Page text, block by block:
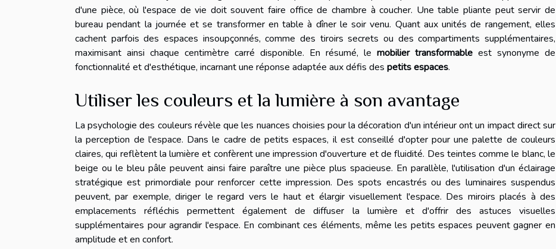
d'une pièce, où l'espace de vie doit souvent faire office de chambre à coucher. Une table pliante peut servir de
bureau pendant la journée et se transformer en table à dîner le soir venu. Quant aux unités de rangement, elles
cachent parfois des espaces insoupçonnés, comme des tiroirs secrets ou des compartiments supplémentaires,
maximisant ainsi chaque centimètre carré disponible. En résumé, le mobilier transformable est synonyme de
fonctionnalité et d'esthétique, incarnant une réponse adaptée aux défis des petits espaces.
Utiliser les couleurs et la lumière à son avantage
La psychologie des couleurs révèle que les nuances choisies pour la décoration d'un intérieur ont un impact direct sur
la perception de l'espace. Dans le cadre de petits espaces, il est conseillé d'opter pour une palette de couleurs
claires, qui reflètent la lumière et confèrent une impression d'ouverture et de fluidité. Des teintes comme le blanc, le
beige ou le bleu pâle peuvent ainsi faire paraître une pièce plus spacieuse. En parallèle, l'utilisation d'un éclairage
stratégique est primordiale pour renforcer cette impression. Des spots encastrés ou des luminaires suspendus
peuvent, par exemple, diriger le regard vers le haut et élargir visuellement l'espace. Des miroirs placés à des
emplacements réfléchis permettent également de diffuser la lumière et d'offrir des astuces visuelles
supplémentaires pour agrandir l'espace. En combinant ces éléments, même les petits espaces peuvent gagner en
amplitude et en confort.